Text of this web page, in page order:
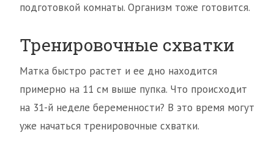
подготовкой комнаты. Организм тоже готовится.
Тренировочные схватки
Матка быстро растет и ее дно находится
примерно на 11 см выше пупка. Что происходит
на 31-й неделе беременности? В это время могут
уже начаться тренировочные схватки.